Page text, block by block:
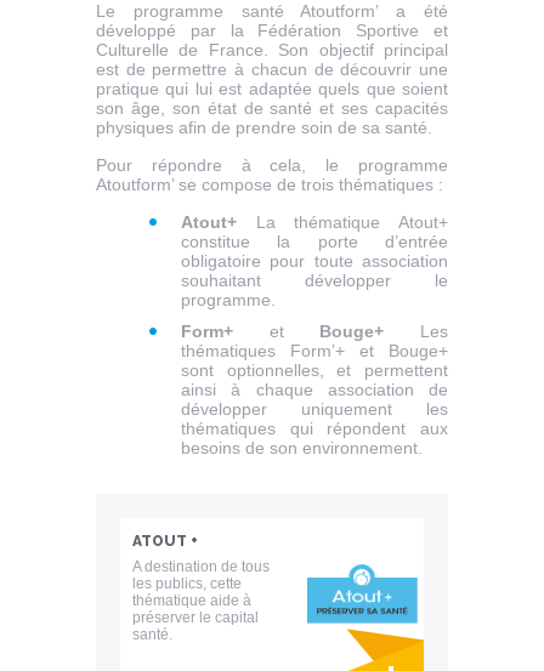
Le programme santé Atoutform’ a été
développé par la Fédération Sportive et
Culturelle de France. Son objectif principal
est de permettre à chacun de découvrir une
pratique qui lui est adaptée quels que soient
son âge, son état de santé et ses capacités
physiques afin de prendre soin de sa santé.
Pour répondre à cela, le programme
Atoutform’ se compose de trois thématiques :
Atout+ La thématique Atout+
constitue la porte d’entrée
obligatoire pour toute association
souhaitant développer le
programme.
Form+ et Bouge+ Les
thématiques Form’+ et Bouge+
sont optionnelles, et permettent
ainsi à chaque association de
développer uniquement les
thématiques qui répondent aux
besoins de son environnement.
ATOUT +
A destination de tous
les publics, cette
thématique aide à
préserver le capital
santé.